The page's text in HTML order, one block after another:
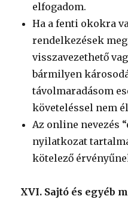
elfogadom.
Ha a fenti okokra
rendelkezések
visszavezethető
bármilyen
távolmaradásom
követeléssel nem
Az online nevezés
nyilatkozat
kötelező
XVI. Sajtó és egyéb